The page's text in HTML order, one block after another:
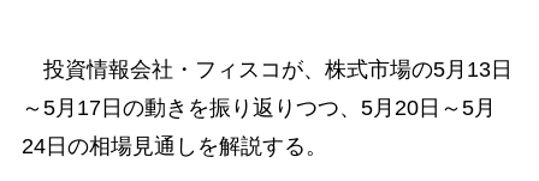
投資情報会社・フィスコが、株式市場の5月13日
～5月17日の動きを振り返りつつ、5月20日～5月
24日の相場見通しを解説する。